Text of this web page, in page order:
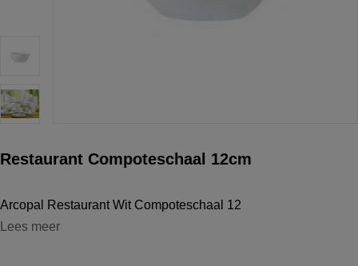
Restaurant Compoteschaal 12cm
Arcopal Restaurant Wit Compoteschaal 12
Lees meer